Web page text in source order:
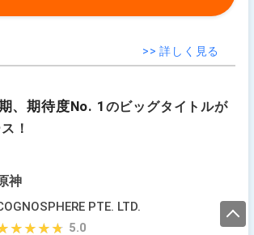
>> 詳しく見る
、期待度No. 1 のビッグタイトルが
！
神
PTE. LTD.
5.0